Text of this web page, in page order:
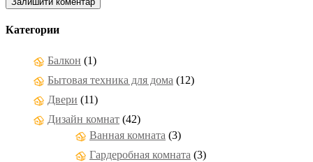
Категории
Балкон (1)
Бытовая техника для дома (12)
Двери (11)
Дизайн комнат (42)
Ванная комната (3)
Гардеробная комната (3)